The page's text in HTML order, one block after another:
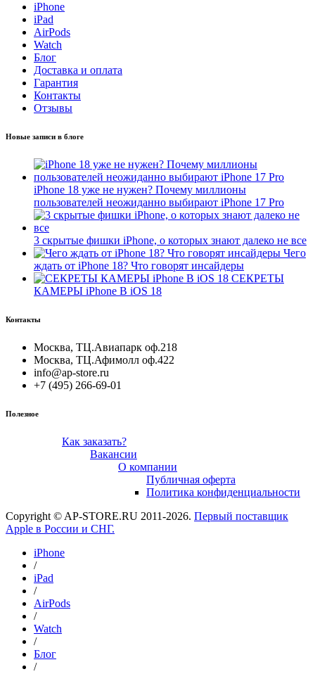
iPhone
iPad
AirPods
Watch
Блог
Доставка и оплата
Гарантия
Контакты
Отзывы
Новые записи в блоге
iPhone 18 уже не нужен? Почему миллионы
пользователей неожиданно выбирают iPhone 17 Pro
3 скрытые фишки iPhone, о которых знают далеко не все
Чего
ждать от iPhone 18? Что говорят инсайдеры
СЕКРЕТЫ
КАМЕРЫ iPhone В iOS 18
Контакты
Москва, ТЦ.Авиапарк оф.218
Москва, ТЦ.Афимолл оф.422
info@ap-store.ru
+7 (495) 266-69-01
Полезное
Как заказать?
Вакансии
О компании
Публичная оферта
Политика конфиденциальности
Copyright © AP-STORE.RU 2011-2026. Первый поставщик
Apple в России и СНГ.
iPhone
/
iPad
/
AirPods
/
Watch
/
Блог
/